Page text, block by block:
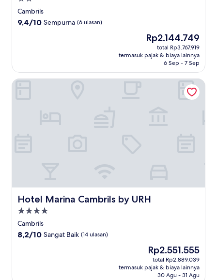
bintang
2.0
Cambrils
9.4
9,4/10 Sempurna (6 ulasan)
Harga
sekarang
Rp2.144.749
Rp2.144.749
total Rp3.767.919
termasuk pajak & biaya lainnya
6 Sep - 7 Sep
Hotel Marina Cambrils by URH
Hotel Marina Cambrils by URH
Properti
bintang
4.0
Cambrils
8.2
8,2/10 Sangat Baik (14 ulasan)
Harga
sekarang
Rp2.551.555
Rp2.551.555
total Rp2.889.039
termasuk pajak & biaya lainnya
30 Agu - 31 Agu
Hotel Marina Cambrils by URH